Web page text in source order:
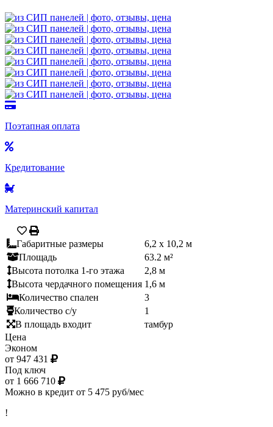
Поэтапная оплата
Кредитование
Материнский капитал
Габаритные размеры
6,2 x 10,2 м
Площадь
63.2 м²
Высота потолка 1-го этажа
2,8 м
Высота чердачного помещения 1,6 м
Количество спален
3
Количество с/у
1
В площадь входит
тамбур
Цена
Эконом
от 947 431
Под ключ
от 1 666 710
Можно в кредит от 5 475 руб/мес
!